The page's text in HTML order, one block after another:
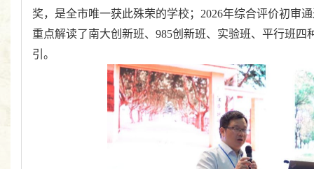
奖，是全市唯一获此殊荣的学校； 2026年综合评价初审
重点解读了南大创新班、 985创新班、实验班、平行班四
引。